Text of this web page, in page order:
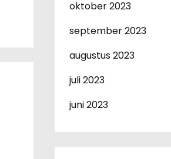
oktober 2023
september 2023
augustus 2023
juli 2023
juni 2023